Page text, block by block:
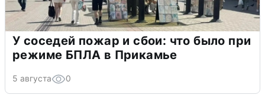
У соседей пожар и сбои: что было при
режиме БПЛА в Прикамье
5 августа 0